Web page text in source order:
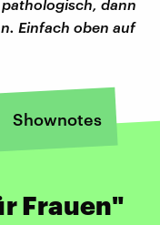
dann
Einfach oben auf
Shownotes
Frauen"